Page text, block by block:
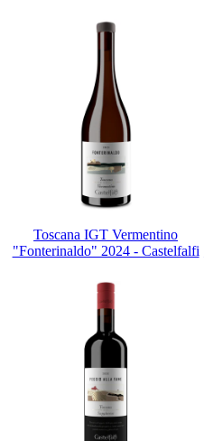
Toscana IGT Vermentino
"Fonterinaldo" 2024 - Castelfalfi